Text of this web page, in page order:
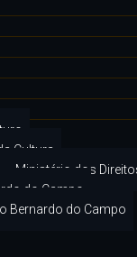
Cultura
Ministério dos
do Campo
Bernardo do Campo